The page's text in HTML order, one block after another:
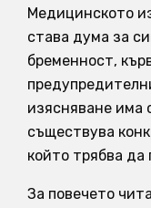
Медицинското
става дума за
бременност,
изясняване има
съществува
който трябва да
За повечето